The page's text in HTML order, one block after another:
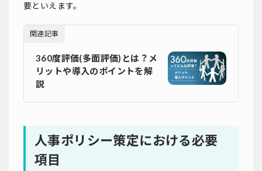
要といえます。
関連記事
360度評価(多面評価)とは？メ
リットや導入のポイントを解
説
人事ポリシー策定における必要
項目